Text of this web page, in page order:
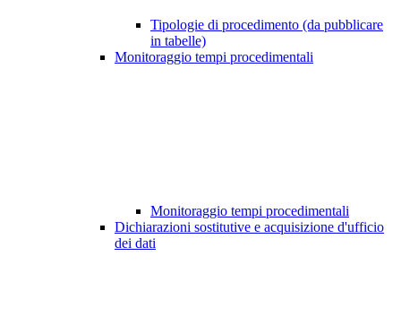
Tipologie di procedimento (da pubblicare
in tabelle)
Monitoraggio tempi procedimentali
Monitoraggio tempi procedimentali
Dichiarazioni sostitutive e acquisizione d'ufficio
dei dati